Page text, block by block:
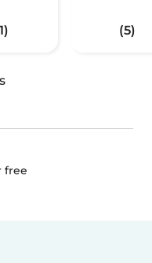
(5)
free